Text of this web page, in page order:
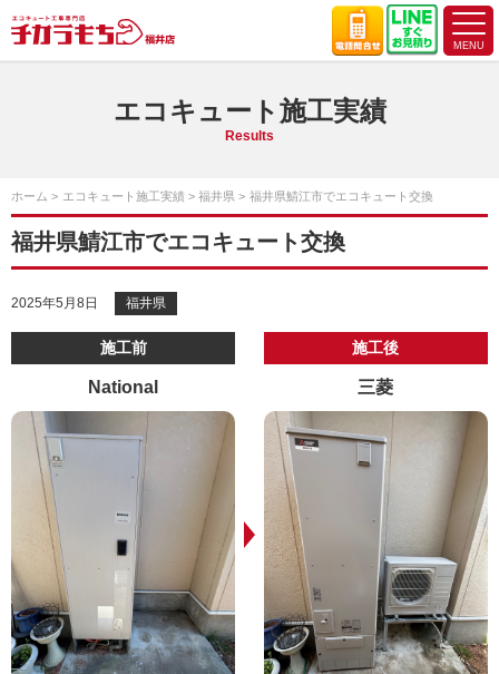
エコキュート施工実績
Results
ホーム エコキュート施工実績 福井県 福井県鯖江市でエコキュート交換
福井県鯖江市でエコキュート交換
2025年5月8日 福井県
施工前
National
施工後
三菱